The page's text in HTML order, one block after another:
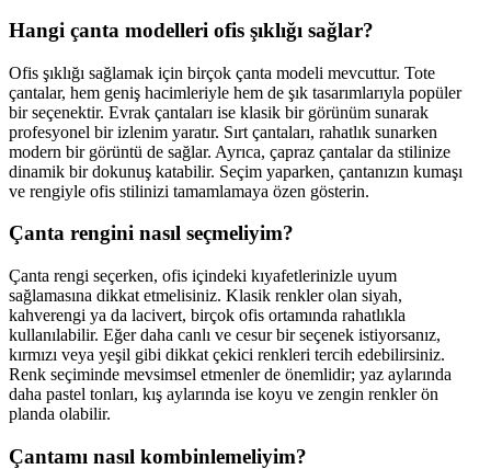
Hangi çanta modelleri ofis şıklığı sağlar?
Ofis şıklığı sağlamak için birçok çanta modeli mevcuttur. Tote
çantalar, hem geniş hacimleriyle hem de şık tasarımlarıyla popüler
bir seçenektir. Evrak çantaları ise klasik bir görünüm sunarak
profesyonel bir izlenim yaratır. Sırt çantaları, rahatlık sunarken
modern bir görüntü de sağlar. Ayrıca, çapraz çantalar da stilinize
dinamik bir dokunuş katabilir. Seçim yaparken, çantanızın kumaşı
ve rengiyle ofis stilinizi tamamlamaya özen gösterin.
Çanta rengini nasıl seçmeliyim?
Çanta rengi seçerken, ofis içindeki kıyafetlerinizle uyum
sağlamasına dikkat etmelisiniz. Klasik renkler olan siyah,
kahverengi ya da lacivert, birçok ofis ortamında rahatlıkla
kullanılabilir. Eğer daha canlı ve cesur bir seçenek istiyorsanız,
kırmızı veya yeşil gibi dikkat çekici renkleri tercih edebilirsiniz.
Renk seçiminde mevsimsel etmenler de önemlidir; yaz aylarında
daha pastel tonları, kış aylarında ise koyu ve zengin renkler ön
planda olabilir.
Çantamı nasıl kombinlemeliyim?